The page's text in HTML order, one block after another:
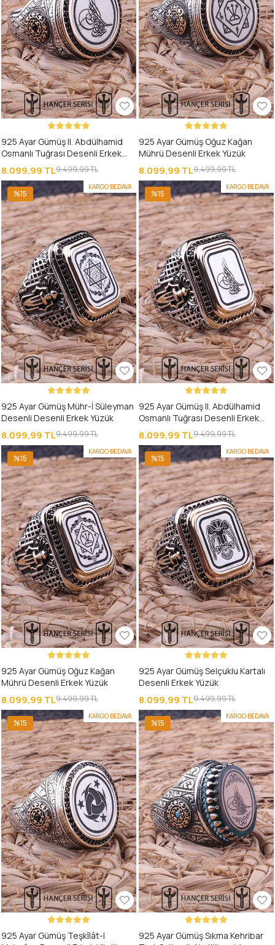
925 Ayar Gümüş II. Abdülhamid
Osmanlı Tuğrası Desenli Erkek
Yüzük
8.099,99 TL9.499,99 TL
925 Ayar Gümüş Oğuz Kağan
Mührü Desenli Erkek Yüzük
8.099,99 TL9.499,99 TL
KARGO BEDAVA
%15
925 Ayar Gümüş Mühr-İ Süleyman
Desenli Desenli Erkek Yüzük
8.099,99 TL9.499,99 TL
KARGO BEDAVA
%15
925 Ayar Gümüş II. Abdülhamid
Osmanlı Tuğrası Desenli Erkek
Yüzük
8.099,99 TL9.499,99 TL
KARGO BEDAVA
%15
925 Ayar Gümüş Oğuz Kağan
Mührü Desenli Erkek Yüzük
8.099,99 TL9.499,99 TL
KARGO BEDAVA
%15
925 Ayar Gümüş Selçuklu Kartalı
Desenli Erkek Yüzük
8.099,99 TL9.499,99 TL
KARGO BEDAVA
%15
925 Ayar Gümüş Teşkîlât-I
KARGO BEDAVA
%15
925 Ayar Gümüş Sıkma Kehribar